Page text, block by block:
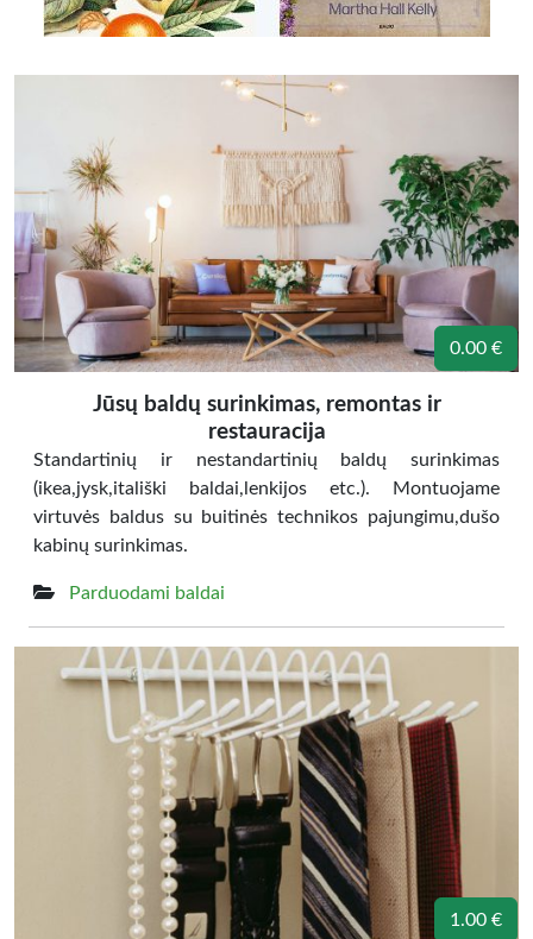
0.00 €
Jūsų baldų surinkimas, remontas ir
restauracija
Standartinių ir nestandartinių baldų surinkimas
(ikea,jysk,itališki baldai,lenkijos etc.). Montuojame
virtuvės baldus su buitinės technikos pajungimu,dušo
kabinų surinkimas.
Parduodami baldai
1.00 €